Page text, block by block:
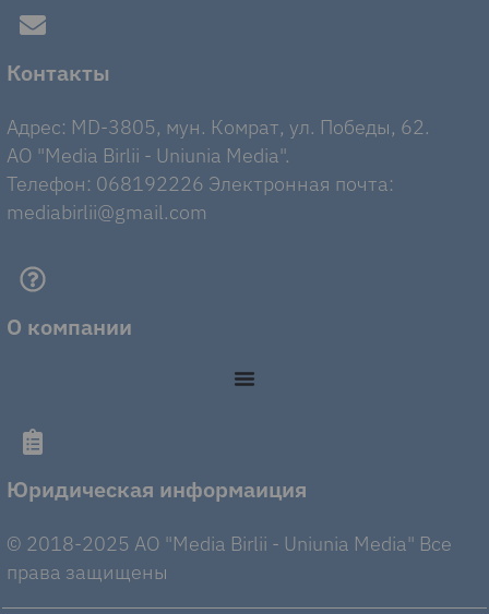
Контакты
Адрес: MD-3805, мун. Комрат, ул. Победы, 62.
AO "Media Birlii - Uniunia Media".
Телефон: 068192226 Электронная почта:
mediabirlii@gmail.com
О компании
Юридическая информаиция
© 2018-2025 AO "Media Birlii - Uniunia Media" Все
права защищены